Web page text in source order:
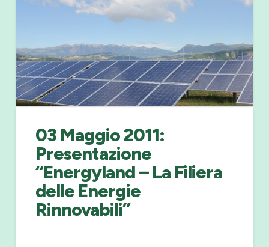
03 Maggio 2011:
Presentazione
“Energyland – La Filiera
delle Energie
Rinnovabili”